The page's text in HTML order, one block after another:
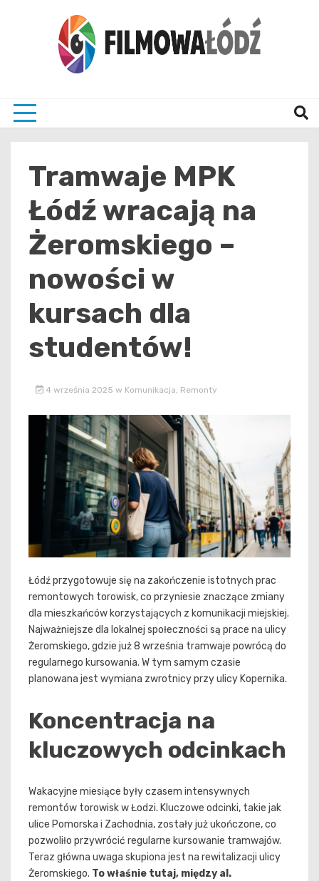
Tramwaje MPK
Łódź wracają na
Żeromskiego –
nowości w
kursach dla
studentów!
4 września 2025 w Komunikacja Remonty
Łódź przygotowuje się na zakończenie istotnych prac
remontowych torowisk, co przyniesie znaczące zmiany
dla mieszkańców korzystających z komunikacji miejskiej.
Najważniejsze dla lokalnej społeczności są prace na ulicy
Żeromskiego, gdzie już 8 września tramwaje powrócą do
regularnego kursowania. W tym samym czasie
planowana jest wymiana zwrotnicy przy ulicy Kopernika.
Koncentracja na
kluczowych odcinkach
Wakacyjne miesiące były czasem intensywnych
remontów torowisk w Łodzi. Kluczowe odcinki, takie jak
ulice Pomorska i Zachodnia, zostały już ukończone, co
pozwoliło przywrócić regularne kursowanie tramwajów.
Teraz główna uwaga skupiona jest na rewitalizacji ulicy
Żeromskiego. To właśnie tutaj, między al.